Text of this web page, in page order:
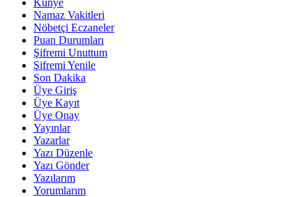
Künye
Namaz Vakitleri
Nöbetçi Eczaneler
Puan Durumları
Şifremi Unuttum
Şifremi Yenile
Son Dakika
Üye Giriş
Üye Kayıt
Üye Onay
Yayınlar
Yazarlar
Yazı Düzenle
Yazı Gönder
Yazılarım
Yorumlarım